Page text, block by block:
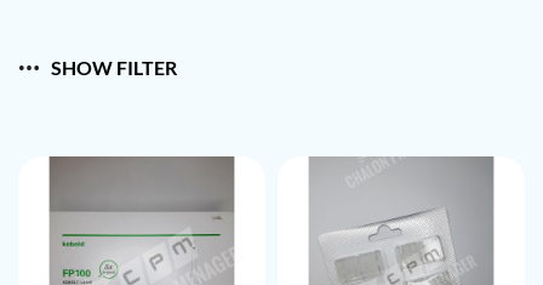
SHOW FILTER